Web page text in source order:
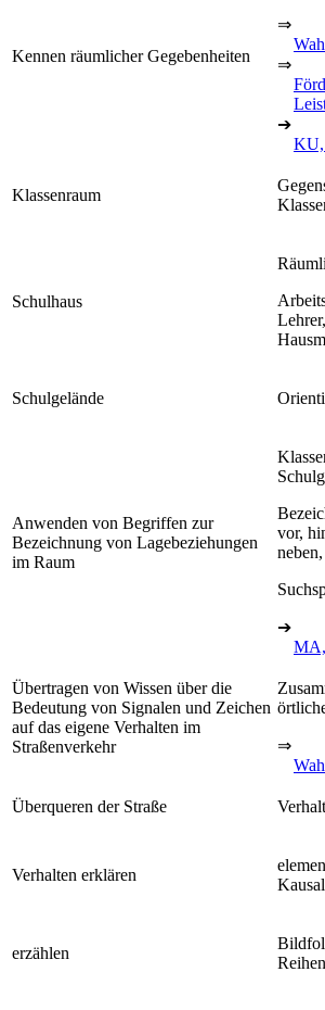
Kennen räumlicher Gegebenheiten
⇒
⇒
➔
Klassenraum
Schulhaus
Schulgelände
Anwenden von Begriffen zur
Bezeichnung von Lagebeziehungen
im Raum
vor,
➔
Übertragen von Wissen über die
Bedeutung von Signalen und Zeichen
auf das eigene Verhalten im
Straßenverkehr
⇒
Überqueren der Straße
Verhalten erklären
erzählen